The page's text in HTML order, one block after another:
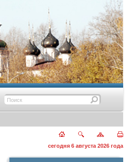
сегодня 6 августа 2026 года